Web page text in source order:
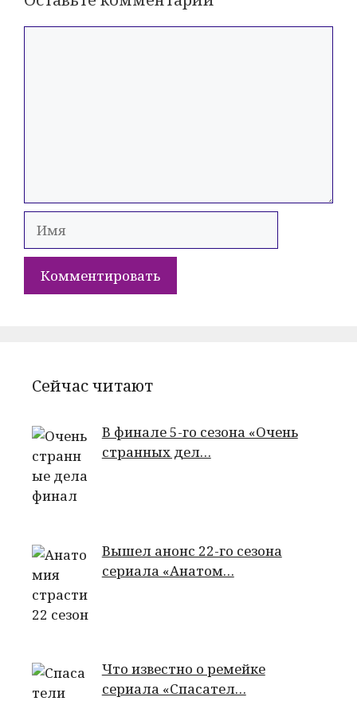
Сейчас читают
В финале 5-го сезона «Очень
странных дел…
Вышел анонс 22-го сезона
сериала «Анатом…
Что известно о ремейке
сериала «Спасател…